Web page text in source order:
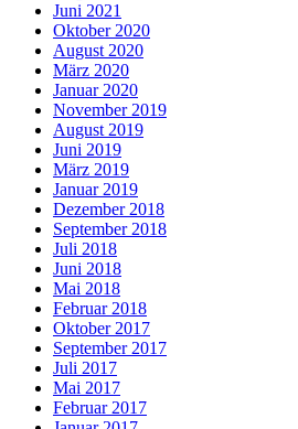
Juni 2021
Oktober 2020
August 2020
März 2020
Januar 2020
November 2019
August 2019
Juni 2019
März 2019
Januar 2019
Dezember 2018
September 2018
Juli 2018
Juni 2018
Mai 2018
Februar 2018
Oktober 2017
September 2017
Juli 2017
Mai 2017
Februar 2017